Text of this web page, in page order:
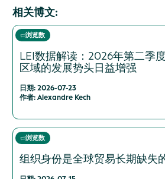
相关博文:
浏览数
LEI数据解读：2026年第二季
区域的发展势头日益增强
日期: 2026-07-23
作者: Alexandre Kech
浏览数
组织身份是全球贸易长期缺失